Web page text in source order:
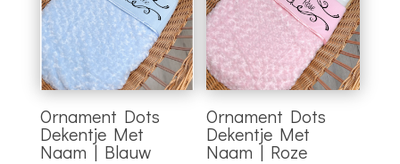
Ornament Dots
Dekentje Met
Naam | Blauw
Ornament Dots
Dekentje Met
Naam | Roze